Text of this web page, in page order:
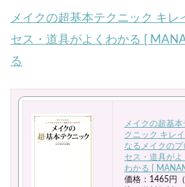
メイクの超基本テクニック キレ
セス・道具がよくわかる [
る
メイクの超基本
クニック キレ
なるメイクのプ
セス・道具がよ
わかる [
価格：1465円